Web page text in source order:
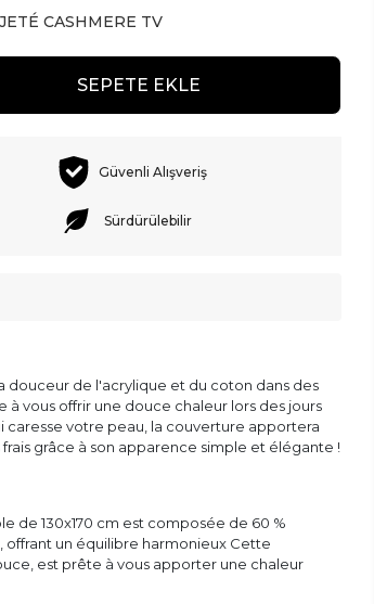
CASHMERE TV
SEPETE EKLE
Güvenli Alışveriş
Sürdürülebilir
de l'acrylique et du coton dans des
vous offrir une douce chaleur lors des jours
caresse votre peau, la couverture apportera
grâce à son apparence simple et élégante !
de 130x170 cm est composée de 60 %
un équilibre harmonieux Cette
est prête à vous apporter une chaleur